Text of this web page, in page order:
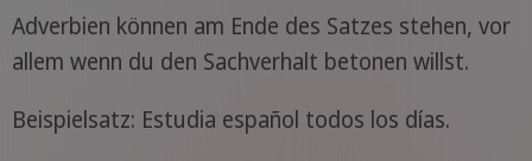
Adverbien können am Ende des Satzes stehen, vor
allem wenn du den Sachverhalt betonen willst.
Beispielsatz: Estudia español todos los días.